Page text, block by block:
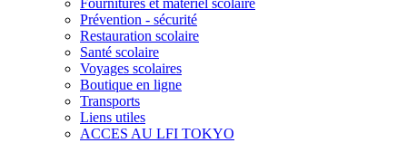
Fournitures et matériel scolaire
Prévention - sécurité
Restauration scolaire
Santé scolaire
Voyages scolaires
Boutique en ligne
Transports
Liens utiles
ACCES AU LFI TOKYO